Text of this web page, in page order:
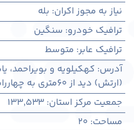
نیاز به مجوز اکران: بله
ترافیک خودرو: سنگین
ترافیک عابر: متوسط
آدرس: کهکيلويه و بويراحمد،
(ارتش) دید از ۶۰متری به چهارراه
جمعیت مرکز استان:
133,533
مساحت:
20